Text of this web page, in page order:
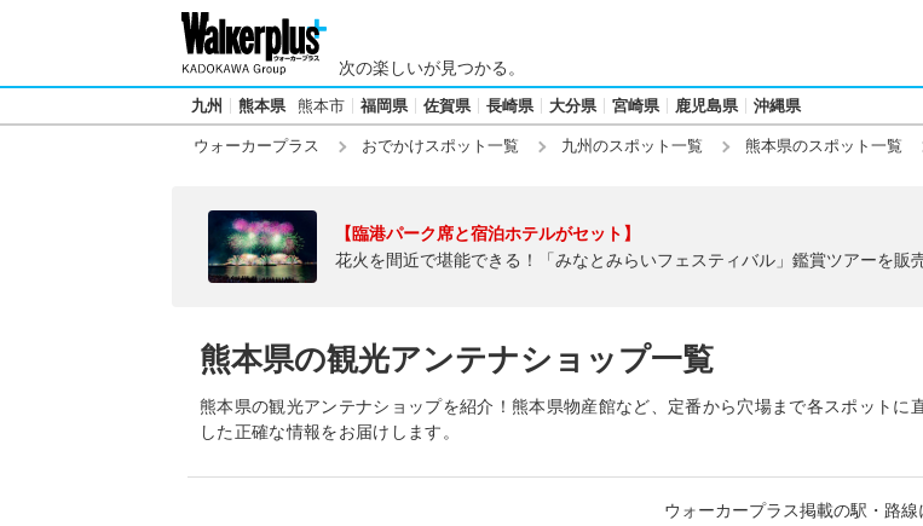
次の楽しいが見つかる。
九州 熊本県 熊本市 福岡県 佐賀県 長崎県 大分県 宮崎県 鹿児島県 沖縄県
ウォーカープラス おでかけスポット一覧 九州のスポット一覧 熊本県のスポット一覧
【臨港パーク席と宿泊ホテルがセット】
花火を間近で堪能できる！「みなとみらいフェスティバル」鑑賞ツアーを販
熊本県の観光アンテナショップ一覧
熊本県の観光アンテナショップを紹介！熊本県物産館など、定番から穴場まで各スポットに
した正確な情報をお届けします。
ウォーカープラス掲載の駅・路線